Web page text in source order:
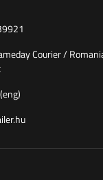
Courier /